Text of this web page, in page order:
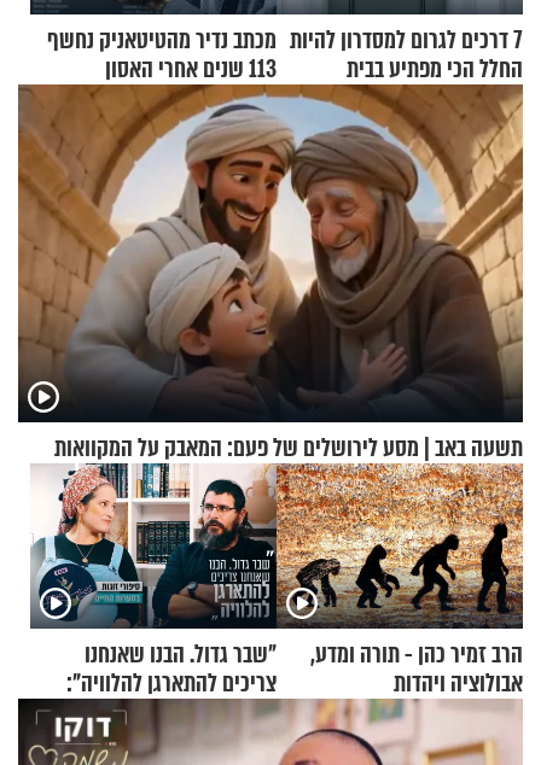
7 דרכים לגרום למסדרון להיות
החלל הכי מפתיע בבית
מכתב נדיר מהטיטאניק נחשף
113 שנים אחרי האסון
תשעה באב | מסע לירושלים של פעם: המאבק על המקוואות
הרב זמיר כהן - תורה ומדע,
אבולוציה ויהדות
"שבר גדול. הבנו שאנחנו
צריכים להתארגן להלוויה":
זוגיות במבחן, הפעם עם מרים
וגד דנינו